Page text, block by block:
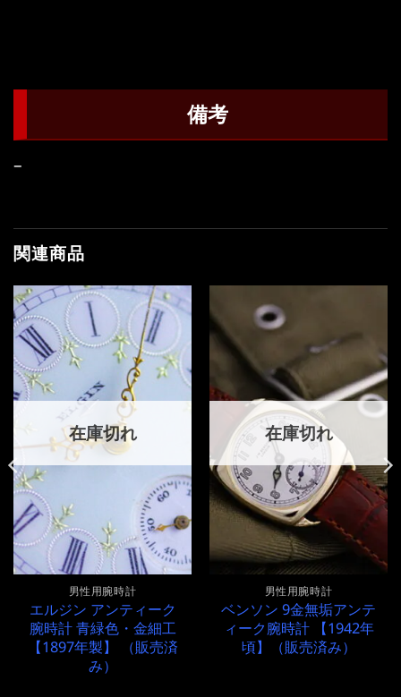
備考
–
関連商品
在庫切れ
男性用腕時計
エルジン アンティーク
腕時計 青緑色・金細工
【1897年製】 （販売済
み）
在庫切れ
男性用腕時計
ベンソン 9金無垢アンテ
ィーク腕時計 【1942年
頃】（販売済み）